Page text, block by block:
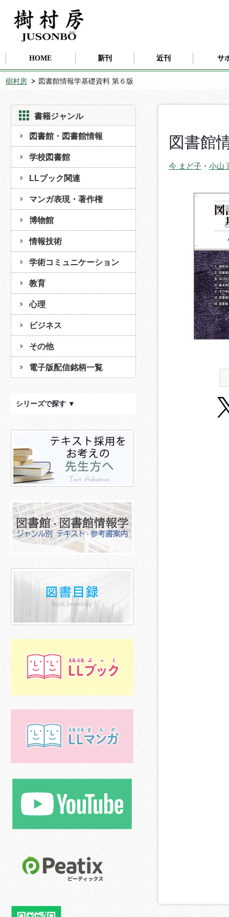
HOME 新刊 近刊 サ
樹村房 図書館情報学基礎資料 第６版
書籍ジャンル
図書館・図書館情報
学校図書館
LLブック関連
マンガ表現・著作権
博物館
情報技術
学術コミュニケーション
教育
心理
ビジネス
その他
電子版配信銘柄一覧
シリーズで探す ▼
図書館
今 まど子 ・ 小山